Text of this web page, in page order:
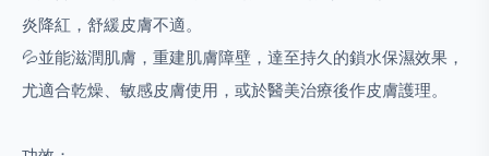
炎降紅，舒緩皮膚不適。
💦並能滋潤肌膚，重建肌膚障壁，達至持久的鎖水保濕效果，
尤適合乾燥、敏感皮膚使用，或於醫美治療後作皮膚護理。